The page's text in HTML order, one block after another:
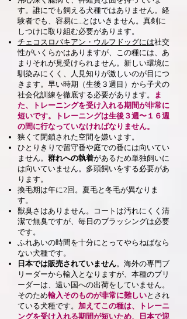
す。誰にでも飼える犬種ではありません。経
験者でも、容易に…とはいきません。真剣に
しつけに取り組む必要があります。
チェコスロバキアン・ウルフドッグには社交
性がいくらかはありますが、この種には、あ
まりそれが見受けられません。 新しい環境に
馴染みにくく、人見知りが激しいのが目につ
きます。早い時期（生後３週目）から子犬の
社会化訓練を徹底する必要があります。
ま
た、トレーニングを受け入れる期間が非常に
短いです。トレーニングは生後３週〜１６週
の間に行なっていなければなりません。
狭くて閉鎖された空間を嫌います。
ひとりきりで留守番や庭での番には向いてい
ません。 群れへの執着があるため単独飼いに
は向いていません。多頭飼いをする必要があ
ります。
換毛期は年に2回。夏毛と冬毛が異なりま
す。
獣臭さはありません。コートは汚れにくく清
潔で無臭ですが、毎日のブラッシングは必要
です。
ふれあいの時間を十分にとってやらねばなら
ない犬種です。
日本では販売されていません。海外の専門ブ
リーダーから輸入となりますが、本種のブリ
ーダーは、遠い国への出荷をしていません。
そのため輸入そのものが非常に難しいとされ
ている犬種です。 加えてこの種は、トレーニ
ングを受け入れる期間が短いため、日本で迎